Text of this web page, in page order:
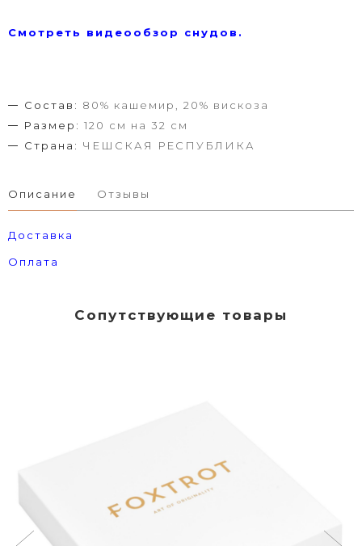
Смотреть видеообзор снудов.
Состав: 80% кашемир, 20% вискоза
Размер: 120 см на 32 см
Страна: ЧЕШСКАЯ РЕСПУБЛИКА
Описание Отзывы
Доставка
Оплата
Сопутствующие товары